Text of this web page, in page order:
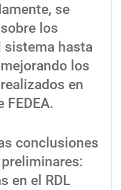
se
los
sistema hasta
los
en
conclusiones
en el RDL